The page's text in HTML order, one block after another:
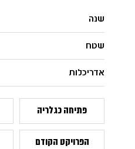
שנה
שטח
אדריכלות
פתיחה כגלריה
הפרויקט הקודם